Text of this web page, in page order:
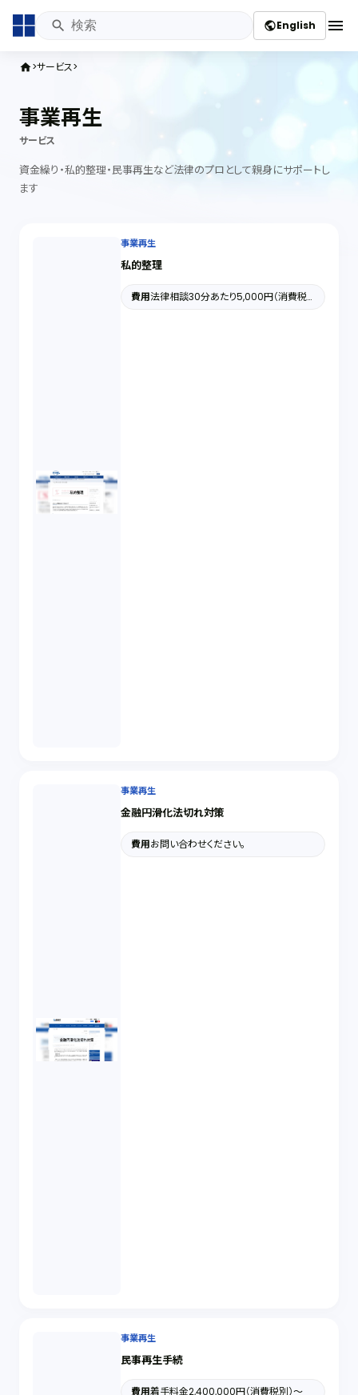
publicEnglish menu
home サービス
事業再生
サービス
資金繰り・私的整理・民事再生など法律のプロとして親身にサポートし
ます
事業再生
私的整理
費用法律相談30分あたり5,000円（消費税
事業再生
金融円滑化法切れ対策
費用お問い合わせください。
事業再生
民事再生手続
費用着手料金2,400,000円（消費税別）〜